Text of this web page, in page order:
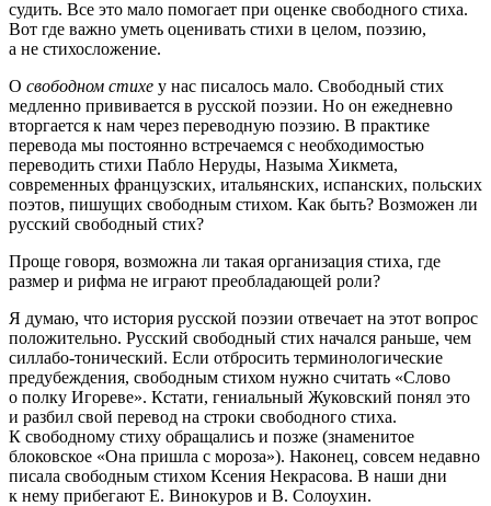
судить. Все это мало помогает при оценке свободного стиха.
Вот где важно уметь оценивать стихи в целом, поэзию,
а не стихосложение.
О свободном стихе у нас писалось мало. Свободный стих
медленно прививается в русской поэзии. Но он ежедневно
вторгается к нам через переводную поэзию. В практике
перевода мы постоянно встречаемся с необходимостью
переводить стихи Пабло Неруды, Назыма Хикмета,
современных французских, итальянских, испанских, польских
поэтов, пишущих свободным стихом. Как быть? Возможен ли
русский свободный стих?
Проще говоря, возможна ли такая организация стиха, где
размер и рифма не играют преобладающей роли?
Я думаю, что история русской поэзии отвечает на этот вопрос
положительно. Русский свободный стих начался раньше, чем
силлабо-тонический. Если отбросить терминологические
предубеждения, свободным стихом нужно считать «Слово
о полку Игореве». Кстати, гениальный Жуковский понял это
и разбил свой перевод на строки свободного стиха.
К свободному стиху обращались и позже (знаменитое
блоковское «Она пришла с мороза»). Наконец, совсем недавно
писала свободным стихом Ксения Некрасова. В наши дни
к нему прибегают Е. Винокуров и В. Солоухин.